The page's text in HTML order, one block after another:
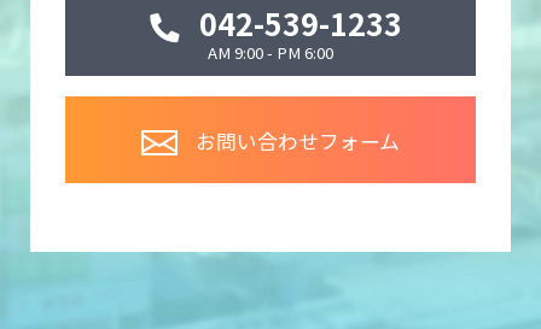
042-539-1233
AM 9:00 - PM 6:00
お問い合わせフォーム